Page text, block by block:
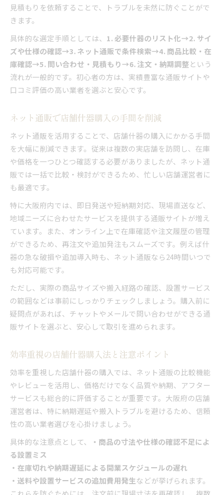
見積もりを依頼することで、トラブルを未然に防ぐことがで
きます。
具体的な選定手順としては、 1. 必要什器のリスト化→2. サイ
ズや仕様の確認→3. ネット通販で条件検索→4. 商品比較・在
庫確認→5. 問い合わせ・見積もり→6. 注文・納期調整という
流れが一般的です。初心者の方は、実績豊富な通販サイトや
口コミ評価の高い業者を選ぶと安心です。
ネット通販で店舗什器購入の手間を削減
ネット通販を活用することで、店舗什器の購入にかかる手間
を大幅に削減できます。従来は複数の実店舗を訪問し、在庫
や価格を一つひとつ確認する必要がありましたが、ネット通
販では一括で比較・検討ができるため、忙しい店舗運営者に
も最適です。
特に大阪府内では、即日発送や短納期対応、現場直送など、
地域ニーズに合わせたサービスを提供する通販サイトが増え
ています。また、オンライン上で在庫確認や注文履歴の管理
ができるため、再注文や追加発注もスムーズです。例えば什
器の急な破損や追加導入時も、ネット通販なら24時間いつで
も対応可能です。
ただし、実際の商品サイズや搬入経路の確認、設置サービス
の範囲などは事前にしっかりチェックしましょう。購入前に
疑問点があれば、チャットやメールで問い合わせができる通
販サイトを選ぶと、安心して取引を進められます。
効率重視の店舗什器購入法と注意ポイント
効率を重視した店舗什器の購入では、ネット通販の比較機能
やレビューを活用し、価格だけでなく品質や納期、アフター
サービスも総合的に評価することが重要です。大阪府の店舗
運営者は、特に納期遅延や搬入トラブルを避けるため、信頼
性の高い業者選びを心掛けましょう。
具体的な注意点として、
・商品の寸法や仕様の確認不足によ
る設置ミス
・在庫切れや納期遅延による開業スケジュールの遅れ
・送料や設置サービスの追加費用発生などが挙げられます。